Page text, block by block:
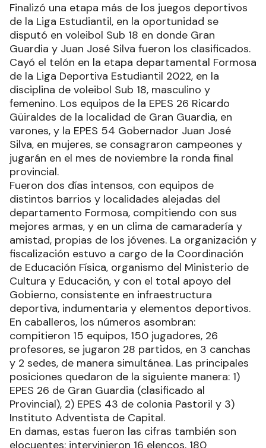
Finalizó una etapa más de los juegos deportivos
de la Liga Estudiantil, en la oportunidad se
disputó en voleibol Sub 18 en donde Gran
Guardia y Juan José Silva fueron los clasificados.
Cayó el telón en la etapa departamental Formosa
de la Liga Deportiva Estudiantil 2022, en la
disciplina de voleibol Sub 18, masculino y
femenino. Los equipos de la EPES 26 Ricardo
Güiraldes de la localidad de Gran Guardia, en
varones, y la EPES 54 Gobernador Juan José
Silva, en mujeres, se consagraron campeones y
jugarán en el mes de noviembre la ronda final
provincial.
Fueron dos días intensos, con equipos de
distintos barrios y localidades alejadas del
departamento Formosa, compitiendo con sus
mejores armas, y en un clima de camaradería y
amistad, propias de los jóvenes. La organización y
fiscalización estuvo a cargo de la Coordinación
de Educación Física, organismo del Ministerio de
Cultura y Educación, y con el total apoyo del
Gobierno, consistente en infraestructura
deportiva, indumentaria y elementos deportivos.
En caballeros, los números asombran:
compitieron 15 equipos, 150 jugadores, 26
profesores, se jugaron 28 partidos, en 3 canchas
y 2 sedes, de manera simultánea. Las principales
posiciones quedaron de la siguiente manera: 1)
EPES 26 de Gran Guardia (clasificado al
Provincial), 2) EPES 43 de colonia Pastoril y 3)
Instituto Adventista de Capital.
En damas, estas fueron las cifras también son
elocuentes: intervinieron 16 elencos, 180